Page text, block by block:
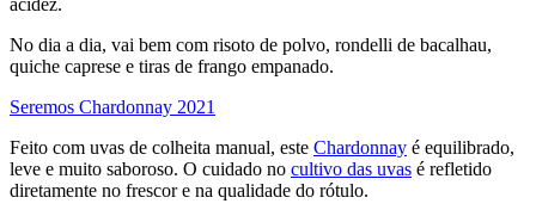
No dia a dia, vai bem com risoto de polvo, rondelli de bacalhau,
quiche caprese e tiras de frango empanado.
Seremos Chardonnay 2021
Feito com uvas de colheita manual, este Chardonnay é equilibrado,
leve e muito saboroso. O cuidado no cultivo das uvas é refletido
diretamente no frescor e na qualidade do rótulo.